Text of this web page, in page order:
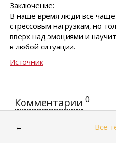
Заключение:
В наше время люди все чаще
стрессовым нагрузкам, но
вверх над эмоциями и
в любой ситуации.
Источник
Комментарии 0
← Все